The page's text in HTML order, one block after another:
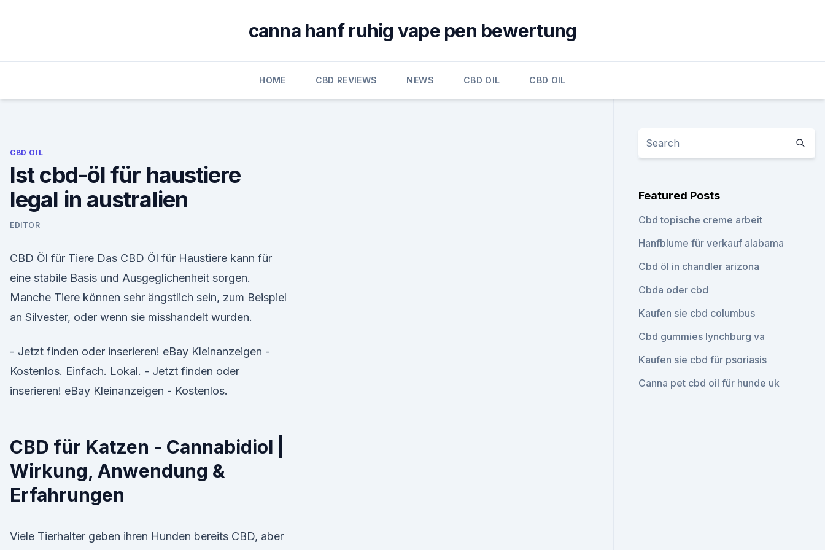
canna hanf ruhig vape pen bewertung
HOME CBD REVIEWS NEWS CBD OIL CBD OIL
CBD OIL
Ist cbd-öl für haustiere
legal in australien
EDITOR
CBD Öl für Tiere Das CBD Öl für Haustiere kann für
eine stabile Basis und Ausgeglichenheit sorgen.
Manche Tiere können sehr ängstlich sein, zum Beispiel
an Silvester, oder wenn sie misshandelt wurden.
- Jetzt finden oder inserieren! eBay Kleinanzeigen -
Kostenlos. Einfach. Lokal. - Jetzt finden oder
inserieren! eBay Kleinanzeigen - Kostenlos.
CBD für Katzen - Cannabidiol |
Wirkung, Anwendung &
Erfahrungen
Viele Tierhalter geben ihren Hunden bereits CBD, aber
Featured Posts
Cbd topische creme arbeit
Hanfblume für verkauf alabama
Cbd öl in chandler arizona
Cbda oder cbd
Kaufen sie cbd columbus
Cbd gummies lynchburg va
Kaufen sie cbd für psoriasis
Canna pet cbd oil für hunde uk